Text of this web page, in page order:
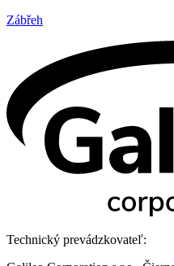
Zábřeh
Technický prevádzkovateľ: